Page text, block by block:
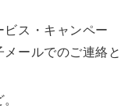
ビス・キャンペー
ールでのご連絡と